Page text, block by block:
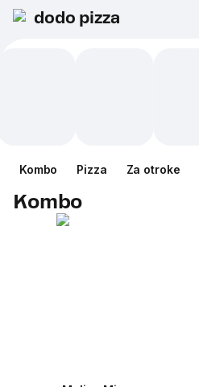
dodo pizza
Kombo Pizza Za otroke
Kombo